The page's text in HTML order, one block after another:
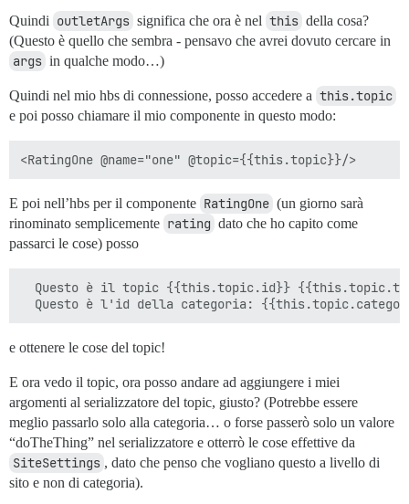
Quindi outletArgs significa che ora è nel this della cosa?
(Questo è quello che sembra - pensavo che avrei dovuto cercare in
args in qualche modo…)
Quindi nel mio hbs di connessione, posso accedere a this.topic
e poi posso chiamare il mio componente in questo modo:
E poi nell’hbs per il componente RatingOne (un giorno sarà
rinominato semplicemente rating dato che ho capito come
passarci le cose) posso
Questo è il topic {{this.topic.id}}
e ottenere le cose del topic!
E ora vedo il topic, ora posso andare ad aggiungere i miei
argomenti al serializzatore del topic, giusto? (Potrebbe essere
meglio passarlo solo alla categoria… o forse passerò solo un valore
“doTheThing” nel serializzatore e otterrò le cose effettive da
SiteSettings , dato che penso che vogliano questo a livello di
sito e non di categoria).